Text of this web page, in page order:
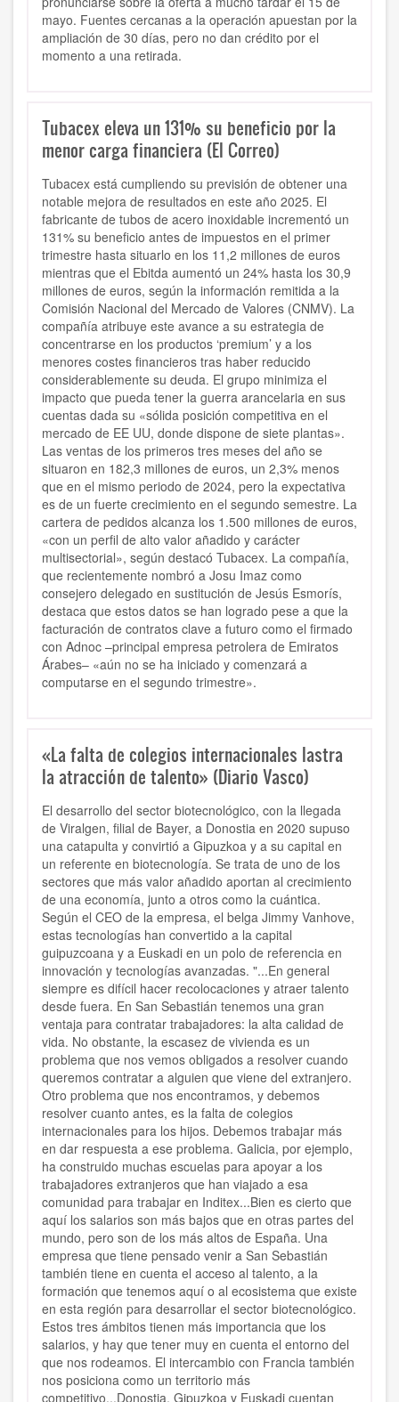
mayo. Fuentes cercanas a la operación apuestan por la
ampliación de 30 días, pero no dan crédito por el
momento a una retirada.
Tubacex eleva un 131% su beneficio por la
menor carga financiera (El Correo)
Tubacex está cumpliendo su previsión de obtener una
notable mejora de resultados en este año 2025. El
fabricante de tubos de acero inoxidable incrementó un
131% su beneficio antes de impuestos en el primer
trimestre hasta situarlo en los 11,2 millones de euros
mientras que el Ebitda aumentó un 24% hasta los 30,9
millones de euros, según la información remitida a la
Comisión Nacional del Mercado de Valores (CNMV). La
compañía atribuye este avance a su estrategia de
concentrarse en los productos ‘premium’ y a los
menores costes financieros tras haber reducido
considerablemente su deuda. El grupo minimiza el
impacto que pueda tener la guerra arancelaria en sus
cuentas dada su «sólida posición competitiva en el
mercado de EE UU, donde dispone de siete plantas».
Las ventas de los primeros tres meses del año se
situaron en 182,3 millones de euros, un 2,3% menos
que en el mismo periodo de 2024, pero la expectativa
es de un fuerte crecimiento en el segundo semestre. La
cartera de pedidos alcanza los 1.500 millones de euros,
«con un perfil de alto valor añadido y carácter
multisectorial», según destacó Tubacex. La compañía,
que recientemente nombró a Josu Imaz como
consejero delegado en sustitución de Jesús Esmorís,
destaca que estos datos se han logrado pese a que la
facturación de contratos clave a futuro como el firmado
con Adnoc –principal empresa petrolera de Emiratos
Árabes– «aún no se ha iniciado y comenzará a
computarse en el segundo trimestre».
«La falta de colegios internacionales lastra
la atracción de talento» (Diario Vasco)
El desarrollo del sector biotecnológico, con la llegada
de Viralgen, filial de Bayer, a Donostia en 2020 supuso
una catapulta y convirtió a Gipuzkoa y a su capital en
un referente en biotecnología. Se trata de uno de los
sectores que más valor añadido aportan al crecimiento
de una economía, junto a otros como la cuántica.
Según el CEO de la empresa, el belga Jimmy Vanhove,
estas tecnologías han convertido a la capital
guipuzcoana y a Euskadi en un polo de referencia en
innovación y tecnologías avanzadas. "...En general
siempre es difícil hacer recolocaciones y atraer talento
desde fuera. En San Sebastián tenemos una gran
ventaja para contratar trabajadores: la alta calidad de
vida. No obstante, la escasez de vivienda es un
problema que nos vemos obligados a resolver cuando
queremos contratar a alguien que viene del extranjero.
Otro problema que nos encontramos, y debemos
resolver cuanto antes, es la falta de colegios
internacionales para los hijos. Debemos trabajar más
en dar respuesta a ese problema. Galicia, por ejemplo,
ha construido muchas escuelas para apoyar a los
trabajadores extranjeros que han viajado a esa
comunidad para trabajar en Inditex...Bien es cierto que
aquí los salarios son más bajos que en otras partes del
mundo, pero son de los más altos de España. Una
empresa que tiene pensado venir a San Sebastián
también tiene en cuenta el acceso al talento, a la
formación que tenemos aquí o al ecosistema que existe
en esta región para desarrollar el sector biotecnológico.
Estos tres ámbitos tienen más importancia que los
salarios, y hay que tener muy en cuenta el entorno del
que nos rodeamos. El intercambio con Francia también
nos posiciona como un territorio más
competitivo...Donostia, Gipuzkoa y Euskadi cuentan